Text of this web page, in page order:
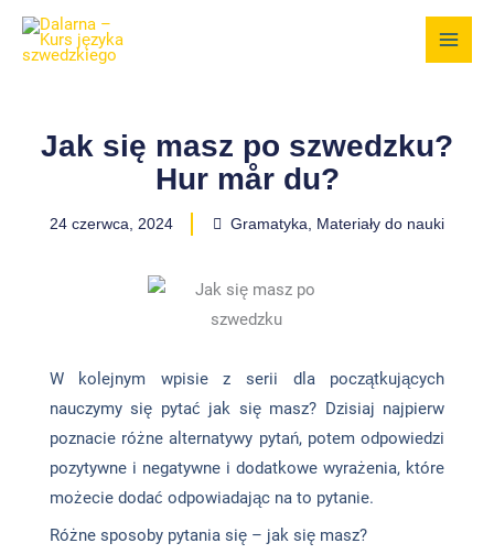
Przejdź
Jak się masz po szwedzku?
Hur mår du?
24 czerwca, 2024 Gramatyka Materiały do nauki
W kolejnym wpisie z serii dla początkujących
nauczymy się pytać jak się masz? Dzisiaj najpierw
poznacie różne alternatywy pytań, potem odpowiedzi
pozytywne i negatywne i dodatkowe wyrażenia, które
możecie dodać odpowiadając na to pytanie.
Różne sposoby pytania się – jak się masz?